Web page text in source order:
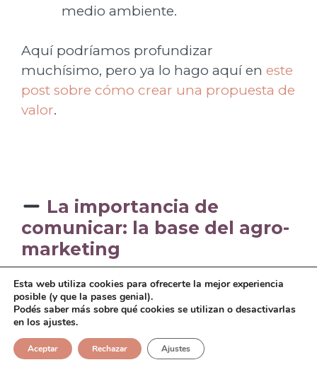
medio ambiente.
Aquí podríamos profundizar
muchísimo, pero ya lo hago aquí en este
post sobre cómo crear una propuesta de
valor.
La importancia de
comunicar: la base del agro-
marketing
Poder apuntar a precios más altos, o
poder “darse el lujo” de no tener que
recurrir a intermediarios (como
rematadoras) para poder vender
depende del posicionamiento de los
Esta web utiliza cookies para ofrecerte la mejor experiencia
posible (y que la pases genial).
Podés saber más sobre qué cookies se utilizan o desactivarlas
en los ajustes.
Aceptar Rechazar Ajustes